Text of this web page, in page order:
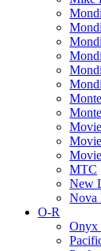
MTC
New
Nova
O-R
Onyx